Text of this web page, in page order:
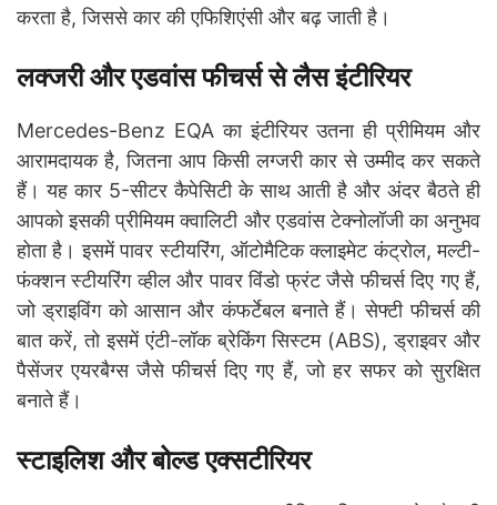
करता है, जिससे कार की एफिशिएंसी और बढ़ जाती है।
लक्जरी और एडवांस फीचर्स से लैस इंटीरियर
Mercedes-Benz EQA का इंटीरियर उतना ही प्रीमियम और
आरामदायक है, जितना आप किसी लग्जरी कार से उम्मीद कर सकते
हैं। यह कार 5-सीटर कैपेसिटी के साथ आती है और अंदर बैठते ही
आपको इसकी प्रीमियम क्वालिटी और एडवांस टेक्नोलॉजी का अनुभव
होता है। इसमें पावर स्टीयरिंग, ऑटोमैटिक क्लाइमेट कंट्रोल, मल्टी-
फंक्शन स्टीयरिंग व्हील और पावर विंडो फ्रंट जैसे फीचर्स दिए गए हैं,
जो ड्राइविंग को आसान और कंफर्टेबल बनाते हैं। सेफ्टी फीचर्स की
बात करें, तो इसमें एंटी-लॉक ब्रेकिंग सिस्टम (ABS), ड्राइवर और
पैसेंजर एयरबैग्स जैसे फीचर्स दिए गए हैं, जो हर सफर को सुरक्षित
बनाते हैं।
स्टाइलिश और बोल्ड एक्सटीरियर